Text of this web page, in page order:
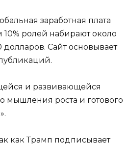
заработная плата
10% ролей набирают около
Сайт основывает
и развивающейся
мышления роста и готового
как Трамп подписывает